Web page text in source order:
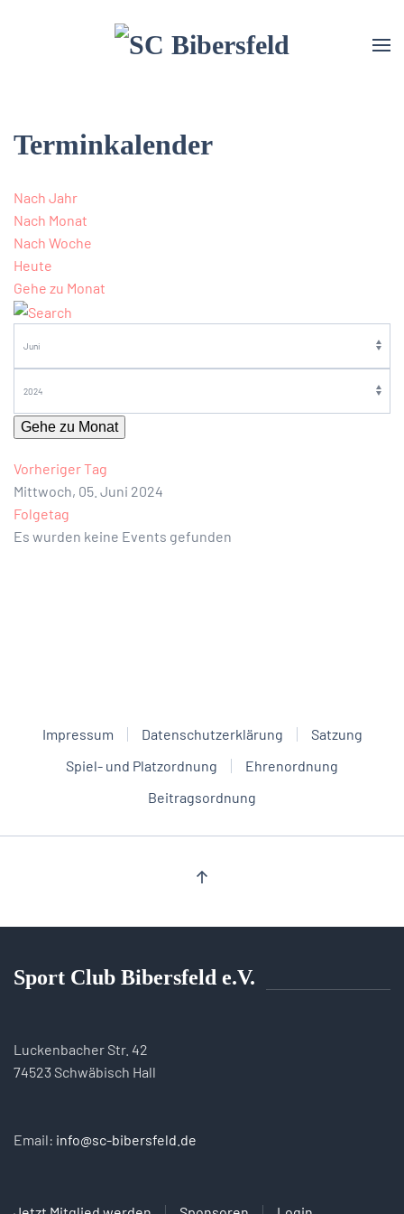
Terminkalender
Nach Jahr
Nach Monat
Nach Woche
Heute
Gehe zu Monat
Gehe zu Monat
Vorheriger Tag
Mittwoch, 05. Juni 2024
Folgetag
Es wurden keine Events gefunden
Impressum Datenschutzerklärung
Satzung
Spiel- und Platzordnung
Ehrenordnung
Beitragsordnung
Sport Club Bibersfeld e.V.
Luckenbacher Str. 42
74523 Schwäbisch Hall
Email: info@sc-bibersfeld.de